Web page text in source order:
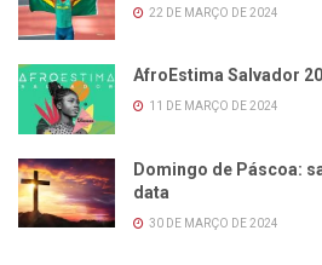
22 DE MARÇO DE 2024
AfroEstima Salvador
11 DE MARÇO DE 2024
Domingo de Páscoa:
data
30 DE MARÇO DE 2024